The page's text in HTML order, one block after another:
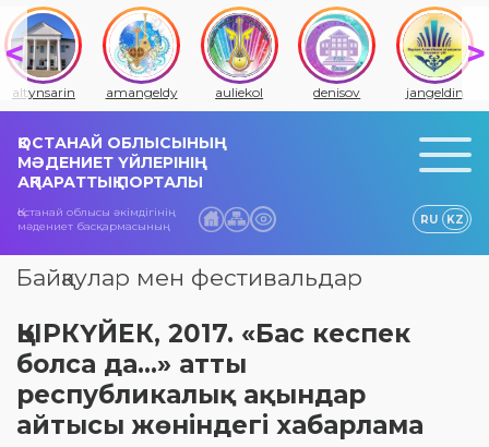
amangeldy auliekol denisov jangeldin jitiqara
ҚОСТАНАЙ ОБЛЫСЫНЫҢ
МӘДЕНИЕТ ҮЙЛЕРІНІҢ
АҚПАРАТТЫҚ ПОРТАЛЫ
Қостанай облысы әкімдігінің
мәдениет басқармасының
RU KZ
Байқаулар мен фестивальдар
ҚЫРКҮЙЕК, 2017. «Бас кеспек
болса да...» атты
республикалық ақындар
айтысы жөніндегі хабарлама